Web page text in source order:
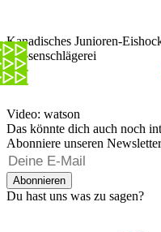
Kanadisches Junioren-
Massenschlägerei
Video: watson
Das könnte dich auch noch
Abonniere unseren Newsletter
Abonnieren
Du hast uns was zu sagen?